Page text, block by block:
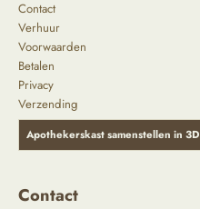
Contact
Verhuur
Voorwaarden
Betalen
Privacy
Verzending
Apothekerskast samenstellen in 3D
Contact